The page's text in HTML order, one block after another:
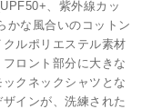
、紫外線カッ
かな風合いのコットン
ルポリエステル素材
ロント部分に大きな
クネックシャツとな
インが、洗練された